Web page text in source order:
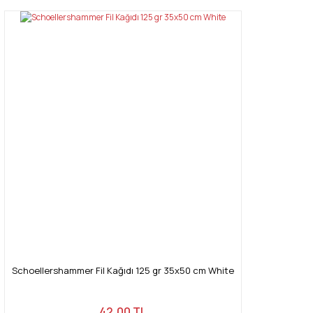
Schoellershammer Fil Kağıdı 125 gr 35x50 cm White